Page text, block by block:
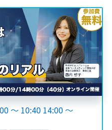
～ 10:40 14:00 ～